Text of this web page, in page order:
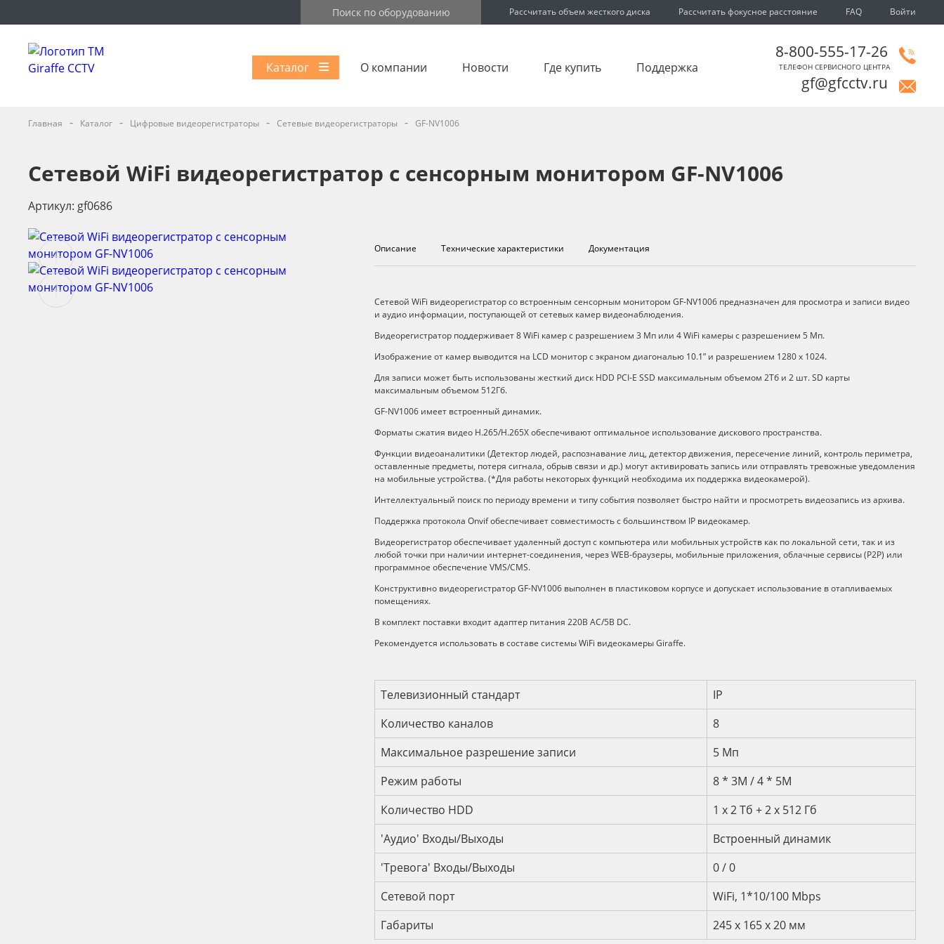
Рассчитать объем жесткого диска Рассчитать фокусное расстояние FAQ Войти
Каталог О компании Новости Где купить Поддержка
8-800-555-17-26
ТЕЛЕФОН СЕРВИСНОГО ЦЕНТРА
gf@gfcctv.ru
Главная - Каталог - Цифровые видеорегистраторы - Сетевые видеорегистраторы - GF-NV1006
Сетевой WiFi видеорегистратор с сенсорным монитором GF-NV1006
Артикул: gf0686
Описание Технические характеристики Документация
Описание
Сетевой WiFi видеорегистратор со встроенным сенсорным монитором GF-NV1006 предназначен для просмотра и записи видео
и аудио информации, поступающей от сетевых камер видеонаблюдения.
Видеорегистратор поддерживает 8 WiFi камер с разрешением 3 Мп или 4 WiFi камеры с разрешением 5 Мп.
Изображение от камер выводится на LCD монитор с экраном диагональю 10.1” и разрешением 1280 х 1024.
Для записи может быть использованы жесткий диск HDD PCI-E SSD максимальным объемом 2Тб и 2 шт. SD карты
максимальным объемом 512Гб.
GF-NV1006 имеет встроенный динамик.
Форматы сжатия видео H.265/H.265X обеспечивают оптимальное использование дискового пространства.
Функции видеоаналитики (Детектор людей, распознавание лиц, детектор движения, пересечение линий, контроль периметра,
оставленные предметы, потеря сигнала, обрыв связи и др.) могут активировать запись или отправлять тревожные уведомления
на мобильные устройства. (*Для работы некоторых функций необходима их поддержка видеокамерой).
Интеллектуальный поиск по периоду времени и типу события позволяет быстро найти и просмотреть видеозапись из архива.
Поддержка протокола Onvif обеспечивает совместимость с большинством IP видеокамер.
Видеорегистратор обеспечивает удаленный доступ с компьютера или мобильных устройств как по локальной сети, так и из
любой точки при наличии интернет-соединения, через WEB-браузеры, мобильные приложения, облачные сервисы (P2P) или
программное обеспечение VMS/CMS.
Конструктивно видеорегистратор GF-NV1006 выполнен в пластиковом корпусе и допускает использование в отапливаемых
помещениях.
В комплект поставки входит адаптер питания 220В АС/5В DC.
Рекомендуется использовать в составе системы WiFi видеокамеры Giraffe.
Технические характеристики
Телевизионный стандарт
IP
Количество каналов
8
Максимальное разрешение записи
5 Мп
Режим работы
8 * 3M / 4 * 5M
Количество HDD
1 х 2 Тб + 2 х 512 Гб
'Аудио' Входы/Выходы
Встроенный динамик
'Тревога' Входы/Выходы
0 / 0
Сетевой порт
WiFi, 1*10/100 Mbps
Габариты
245 х 165 х 20 мм